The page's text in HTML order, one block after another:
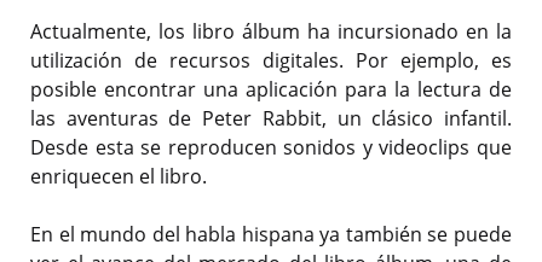
Actualmente, los libro álbum ha incursionado en la
utilización de recursos digitales. Por ejemplo, es
posible encontrar una aplicación para la lectura de
las aventuras de Peter Rabbit, un clásico infantil.
Desde esta se reproducen sonidos y videoclips que
enriquecen el libro.
En el mundo del habla hispana ya también se puede